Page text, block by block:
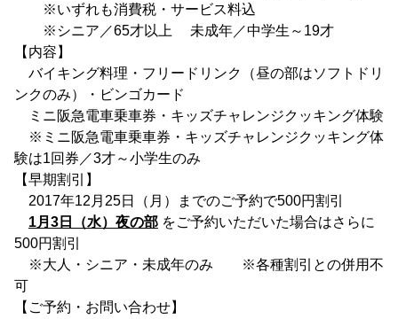
※いずれも消費税・サービス料込
※シニア／65才以上 未成年／中学生～19才
【内容】
バイキング料理・フリードリンク（昼の部はソフトドリ
ンクのみ）・ビンゴカード
ミニ阪急電車乗車券・キッズチャレンジクッキング体験
※ミニ阪急電車乗車券・キッズチャレンジクッキング体
験は1回券／3才～小学生のみ
【早期割引】
2017年12月25日（月）までのご予約で500円割引
1月3日（水）夜の部 をご予約いただいた場合はさらに
500円割引
※大人・シニア・未成年のみ ※各種割引との併用不
可
【ご予約・お問い合わせ】